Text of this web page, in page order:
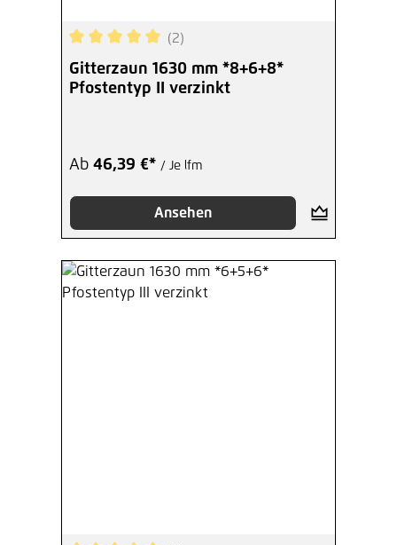
Durchschnittliche Bewertung von 5 von 5
(2)
Gitterzaun 1630 mm *8+6+8*
Pfostentyp II verzinkt
Ab 46,39 €* / Je lfm
Ansehen